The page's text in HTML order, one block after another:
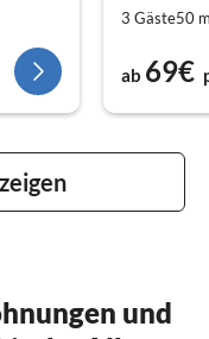
3 Gäste50
ab 69€
und